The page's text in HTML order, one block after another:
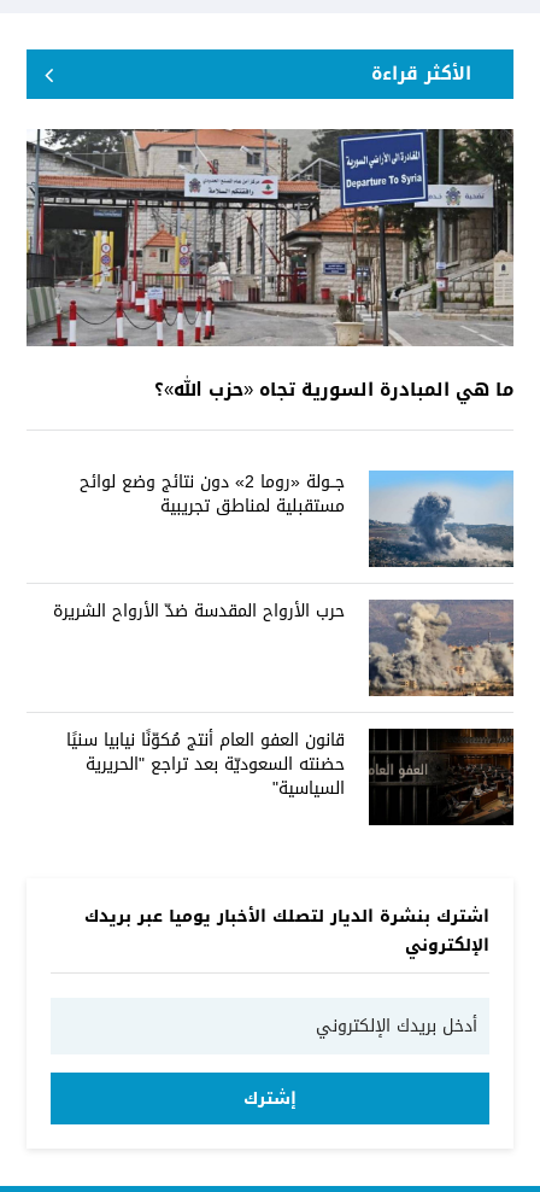
الأكثر قراءة
ما هي المبادرة السورية تجاه «حزب الله»؟
جــولة «روما 2» دون نتائج وضع لوائح
مستقبلية لمناطق تجريبية
حرب الأرواح المقدسة ضدّ الأرواح الشريرة
قانون العفو العام أنتج مُكوّنًا نيابيا سنيًا
حضنته السعوديّة بعد تراجع "الحريرية
السياسية"
اشترك بنشرة الديار لتصلك الأخبار يوميا عبر بريدك
الإلكتروني
إشترك